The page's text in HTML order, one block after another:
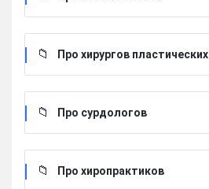
Про хирургов пластических
Про сурдологов
Про хиропрактиков